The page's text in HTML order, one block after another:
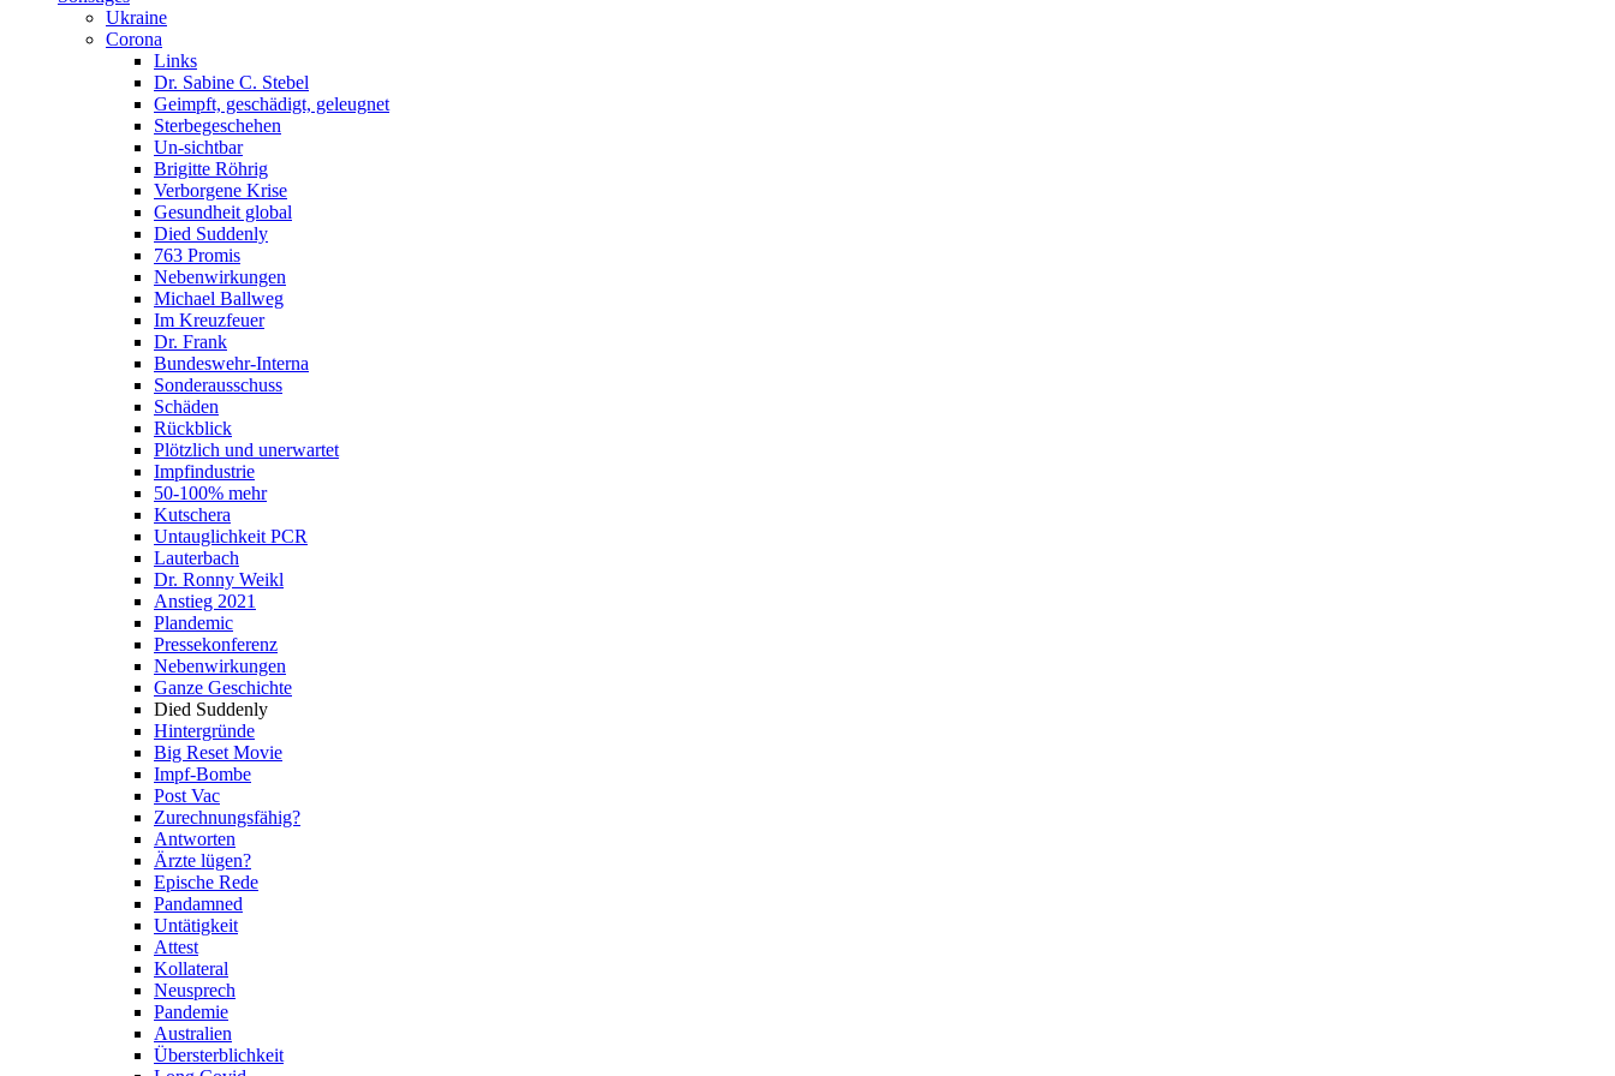
Ukraine
Corona
Links
Dr. Sabine C. Stebel
Geimpft, geschädigt, geleugnet
Sterbegeschehen
Un-sichtbar
Brigitte Röhrig
Verborgene Krise
Gesundheit global
Died Suddenly
763 Promis
Nebenwirkungen
Michael Ballweg
Im Kreuzfeuer
Dr. Frank
Bundeswehr-Interna
Sonderausschuss
Schäden
Rückblick
Plötzlich und unerwartet
Impfindustrie
50-100% mehr
Kutschera
Untauglichkeit PCR
Lauterbach
Dr. Ronny Weikl
Anstieg 2021
Plandemic
Pressekonferenz
Nebenwirkungen
Ganze Geschichte
Died Suddenly
Hintergründe
Big Reset Movie
Impf-Bombe
Post Vac
Zurechnungsfähig?
Antworten
Ärzte lügen?
Epische Rede
Pandamned
Untätigkeit
Attest
Kollateral
Neusprech
Pandemie
Australien
Übersterblichkeit